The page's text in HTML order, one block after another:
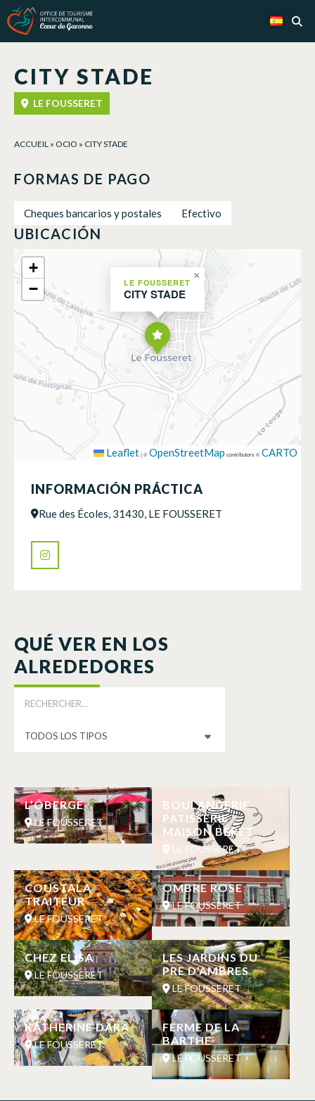
CITY STADE
LE FOUSSERET
ACCUEIL » OCIO » CITY STADE
FORMAS DE PAGO
Cheques bancarios y postales Efectivo
UBICACIÓN
LE FOUSSERET
CITY STADE
×
+
−
Leaflet|©OpenStreetMap contributors ©CARTO
INFORMACIÓN PRÁCTICA
Rue des Écoles, 31430, LE FOUSSERET
QUÉ VER EN LOS
ALREDEDORES
L’ÔBERGE
LE FOUSSERET
BOULANGERIE-
PATISSERIE
MAISON BERET
LE FOUSSERET
COUSTALA
TRAITEUR
LE FOUSSERET
OMBRE ROSE
LE FOUSSERET
CHEZ ELISA
LE FOUSSERET
LES JARDINS DU
PRE D’AMBRES
LE FOUSSERET
KATHERINE DARA
LE FOUSSERET
FERME DE LA
BARTHE
LE FOUSSERET
Panel de gestión de cookies